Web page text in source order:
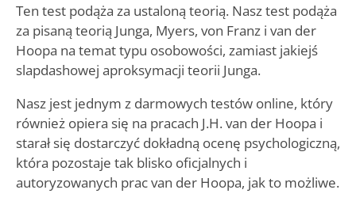
Ten test podąża za ustaloną teorią. Nasz test podąża
za pisaną teorią Junga, Myers, von Franz i van der
Hoopa na temat typu osobowości, zamiast jakiejś
slapdashowej aproksymacji teorii Junga.
Nasz jest jednym z darmowych testów online, który
również opiera się na pracach J.H. van der Hoopa i
starał się dostarczyć dokładną ocenę psychologiczną,
która pozostaje tak blisko oficjalnych i
autoryzowanych prac van der Hoopa, jak to możliwe.